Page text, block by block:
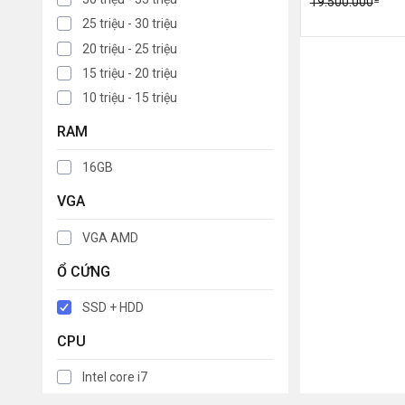
25 triệu - 30 triệu
20 triệu - 25 triệu
15 triệu - 20 triệu
10 triệu - 15 triệu
RAM
16GB
VGA
VGA AMD
Ổ CỨNG
SSD + HDD
CPU
Intel core i7